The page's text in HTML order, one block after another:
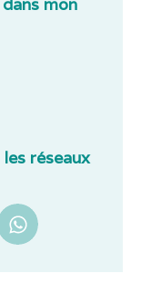
réseaux